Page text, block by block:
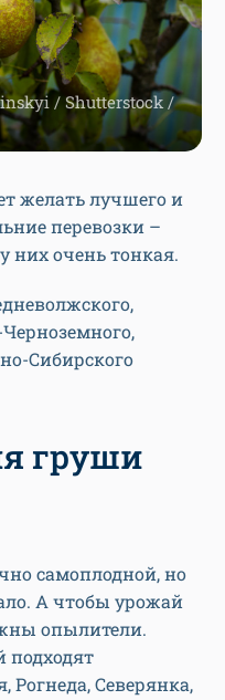
/ Shutterstock /
желать лучшего и
перевозки –
них очень тонкая.
Сибирского
груши
самоплодной, но
А чтобы урожай
опылители.
подходят
Рогнеда, Северянка,